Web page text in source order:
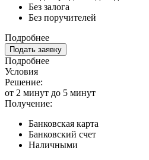
Без залога
Без поручителей
Подробнее
Подать заявку
Подробнее
Условия
Решение:
от 2 минут до 5 минут
Получение:
Банковская карта
Банковский счет
Наличными